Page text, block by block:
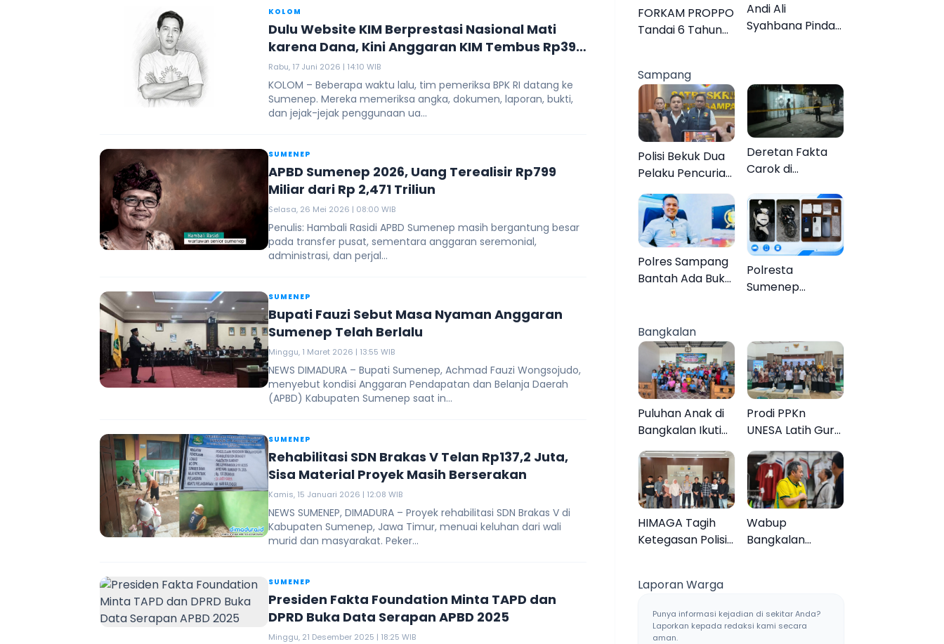
KOLOM
Dulu Website KIM Berprestasi Nasional Mati
karena Dana, Kini Anggaran KIM Tembus Rp393
Juta
Rabu, 17 Juni 2026 | 14:10 WIB
KOLOM – Beberapa waktu lalu, tim pemeriksa BPK RI datang ke
Sumenep. Mereka memeriksa angka, dokumen, laporan, bukti,
dan jejak-jejak penggunaan ua...
SUMENEP
APBD Sumenep 2026, Uang Terealisir Rp799
Miliar dari Rp 2,471 Triliun
Selasa, 26 Mei 2026 | 08:00 WIB
Penulis: Hambali Rasidi APBD Sumenep masih bergantung besar
pada transfer pusat, sementara anggaran seremonial,
administrasi, dan perjal...
SUMENEP
Bupati Fauzi Sebut Masa Nyaman Anggaran
Sumenep Telah Berlalu
Minggu, 1 Maret 2026 | 13:55 WIB
NEWS DIMADURA – Bupati Sumenep, Achmad Fauzi Wongsojudo,
menyebut kondisi Anggaran Pendapatan dan Belanja Daerah
(APBD) Kabupaten Sumenep saat in...
SUMENEP
Rehabilitasi SDN Brakas V Telan Rp137,2 Juta,
Sisa Material Proyek Masih Berserakan
Kamis, 15 Januari 2026 | 12:08 WIB
NEWS SUMENEP, DIMADURA – Proyek rehabilitasi SDN Brakas V di
Kabupaten Sumenep, Jawa Timur, menuai keluhan dari wali
murid dan masyarakat. Peker...
SUMENEP
Presiden Fakta Foundation Minta TAPD dan
DPRD Buka Data Serapan APBD 2025
Minggu, 21 Desember 2025 | 18:25 WIB
Lebih Jelas
FORKAM PROPPO
Tandai 6 Tahun
Peluncuran Mars,
Hymne, dan Buku
Organisasi
Andi Ali
Syahbana Pindah
Sampang
Polisi Bekuk Dua
Pelaku Pencurian
Motor di
Bajrasokah
Sampang
Deretan Fakta
Carok di
60 Tahun Duel
Melawan 2 Pria
Polres Sampang
Bantah Ada Bukti
Anak 27
Tersangka
Polresta
Sumenep
Pengedar
Ditangkap
Bangkalan
Puluhan Anak di
Bangkalan Ikuti
Lomba Mewarnai
Bertema Liburan
Keluarga
Prodi PPKn
UNESA Latih Guru
PPKn Bangkalan
dengan
Pembelajaran
Inovasi Teknologi
HIMAGA Tagih
Ketegasan Polisi
Galis Bangkalan
Wabup
Bangkalan
Ketiban Berkah
Laporan Warga
Punya informasi kejadian di sekitar Anda?
Laporkan kepada redaksi kami secara
aman.